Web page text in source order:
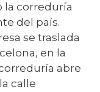
la correduría
del país.
se traslada
en la
abre
calle